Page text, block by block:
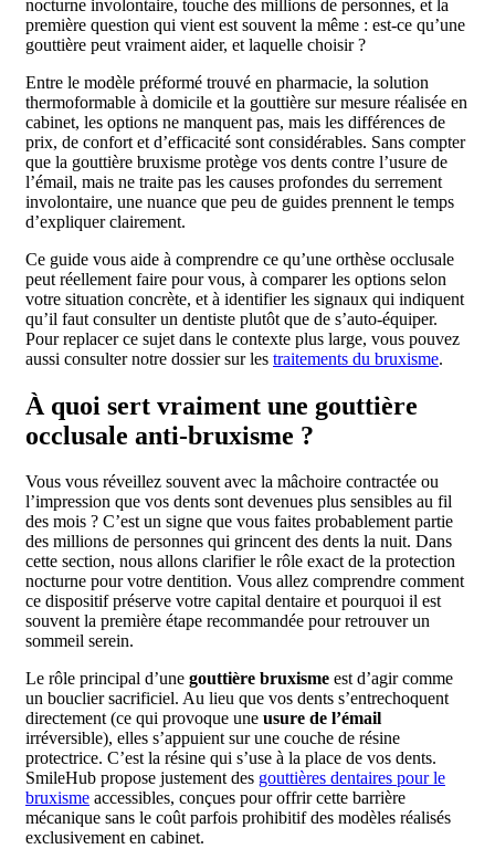
nocturne involontaire, touche des millions de personnes, et la
première question qui vient est souvent la même : est-ce qu’une
gouttière peut vraiment aider, et laquelle choisir ?
Entre le modèle préformé trouvé en pharmacie, la solution
thermoformable à domicile et la gouttière sur mesure réalisée en
cabinet, les options ne manquent pas, mais les différences de
prix, de confort et d’efficacité sont considérables. Sans compter
que la gouttière bruxisme protège vos dents contre l’usure de
l’émail, mais ne traite pas les causes profondes du serrement
involontaire, une nuance que peu de guides prennent le temps
d’expliquer clairement.
Ce guide vous aide à comprendre ce qu’une orthèse occlusale
peut réellement faire pour vous, à comparer les options selon
votre situation concrète, et à identifier les signaux qui indiquent
qu’il faut consulter un dentiste plutôt que de s’auto-équiper.
Pour replacer ce sujet dans le contexte plus large, vous pouvez
aussi consulter notre dossier sur les traitements du bruxisme.
À quoi sert vraiment une gouttière
occlusale anti-bruxisme ?
Vous vous réveillez souvent avec la mâchoire contractée ou
l’impression que vos dents sont devenues plus sensibles au fil
des mois ? C’est un signe que vous faites probablement partie
des millions de personnes qui grincent des dents la nuit. Dans
cette section, nous allons clarifier le rôle exact de la protection
nocturne pour votre dentition. Vous allez comprendre comment
ce dispositif préserve votre capital dentaire et pourquoi il est
souvent la première étape recommandée pour retrouver un
sommeil serein.
Le rôle principal d’une gouttière bruxisme est d’agir comme
un bouclier sacrificiel. Au lieu que vos dents s’entrechoquent
directement (ce qui provoque une usure de l’émail
irréversible), elles s’appuient sur une couche de résine
protectrice. C’est la résine qui s’use à la place de vos dents.
SmileHub propose justement des gouttières dentaires pour le
bruxisme accessibles, conçues pour offrir cette barrière
mécanique sans le coût parfois prohibitif des modèles réalisés
exclusivement en cabinet.